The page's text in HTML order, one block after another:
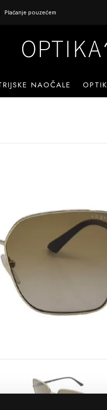
Plaćanje pouzećem
NAOČALE